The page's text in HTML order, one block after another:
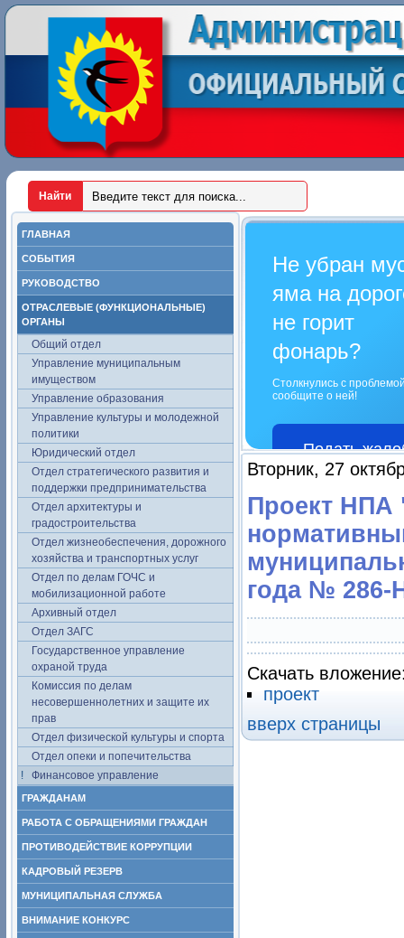
ГЛАВНАЯ
СОБЫТИЯ
РУКОВОДСТВО
ОТРАСЛЕВЫЕ (ФУНКЦИОНАЛЬНЫЕ)
ОРГАНЫ
Общий отдел
Управление муниципальным
имуществом
Управление образования
Управление культуры и молодежной
политики
Юридический отдел
Отдел стратегического развития и
поддержки предпринимательства
Отдел архитектуры и
градостроительства
Отдел жизнеобеспечения, дорожного
хозяйства и транспортных услуг
Отдел по делам ГОЧС и
мобилизационной работе
Архивный отдел
Отдел ЗАГС
Государственное управление
охраной труда
Комиссия по делам
несовершеннолетних и защите их
прав
Отдел физической культуры и спорта
Отдел опеки и попечительства
Финансовое управление
ГРАЖДАНАМ
РАБОТА С ОБРАЩЕНИЯМИ ГРАЖДАН
ПРОТИВОДЕЙСТВИЕ КОРРУПЦИИ
КАДРОВЫЙ РЕЗЕРВ
МУНИЦИПАЛЬНАЯ СЛУЖБА
ВНИМАНИЕ КОНКУРС
Не убран
яма на
не горит
фонарь?
Столкнулись с
сообщите о ней!
Подать
Вторник, 27
Проект НПА
года №
Скачать
проект
вверх страницы